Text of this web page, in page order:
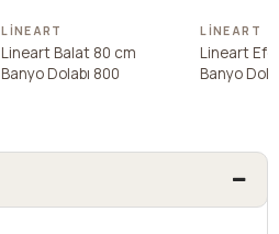
LINEART
Lineart Balat 80 cm
Banyo Dolabı 800
LINEART
Lineart
Banyo